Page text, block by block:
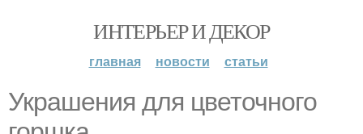
ИНТЕРЬЕР И ДЕКОР
главная новости статьи
Украшения для цветочного